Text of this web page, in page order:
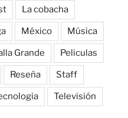
La cobacha
México Música
Grande Peliculas
Reseña Staff
Televisión